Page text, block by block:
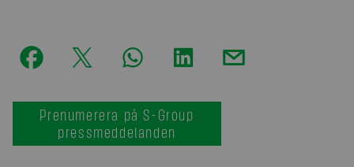
Prenumerera på S-Group
pressmeddelanden